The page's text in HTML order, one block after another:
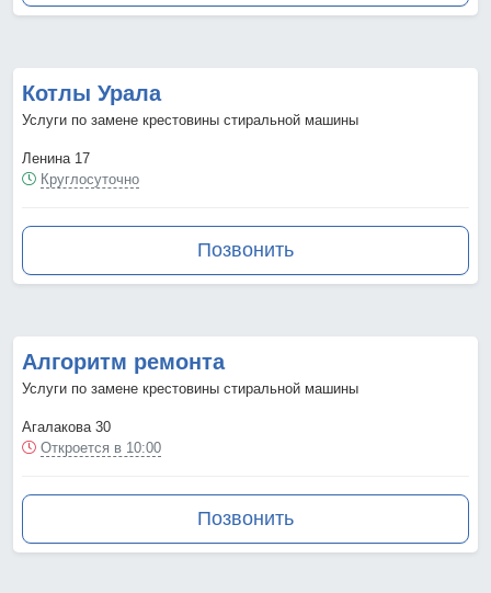
Котлы Урала
Услуги по замене крестовины стиральной машины
Ленина 17
Круглосуточно
Позвонить
Алгоритм ремонта
Услуги по замене крестовины стиральной машины
Агалакова 30
Откроется в 10:00
Позвонить